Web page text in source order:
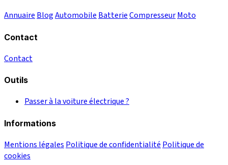
Annuaire BlogAutomobile BatterieCompresseurMoto
Contact
Contact
Outils
Passer à la voiture électrique ?
Informations
Mentions légales Politique de confidentialité Politique de
cookies